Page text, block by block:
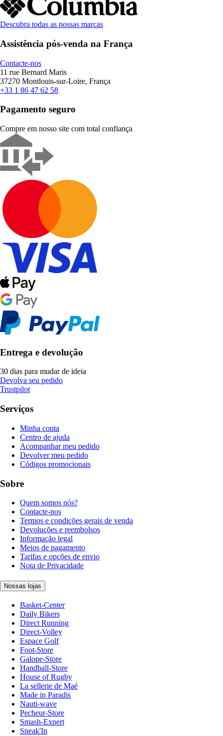
Descubra todas as nossas marcas
Assistência pós-venda na França
Contacte-nos
11 rue Bernard Maris
37270 Montlouis-sur-Loire, França
+33 1 86 47 62 58
Pagamento seguro
Compre em nosso site com total confiança
Entrega e devolução
30 dias para mudar de ideia
Devolva seu pedido
Trustpilot
Serviços
Minha conta
Centro de ajuda
Acompanhar meu pedido
Devolver meu pedido
Códigos promocionais
Sobre
Quem somos nós?
Contacte-nos
Termos e condições gerais de venda
Devoluções e reembolsos
Informação legal
Meios de pagamento
Tarifas e opções de envio
Nota de Privacidade
Nossas lojas
Basket-Center
Daily Bikers
Direct Running
Direct-Volley
Espace Golf
Foot-Store
Galope-Store
Handball-Store
House of Rugby
La sellerie de Maé
Made in Paradis
Nauti-wave
Pecheur-Store
Smash-Expert
Sneak'In